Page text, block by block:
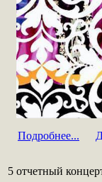
Подробнее...
5 отчетный